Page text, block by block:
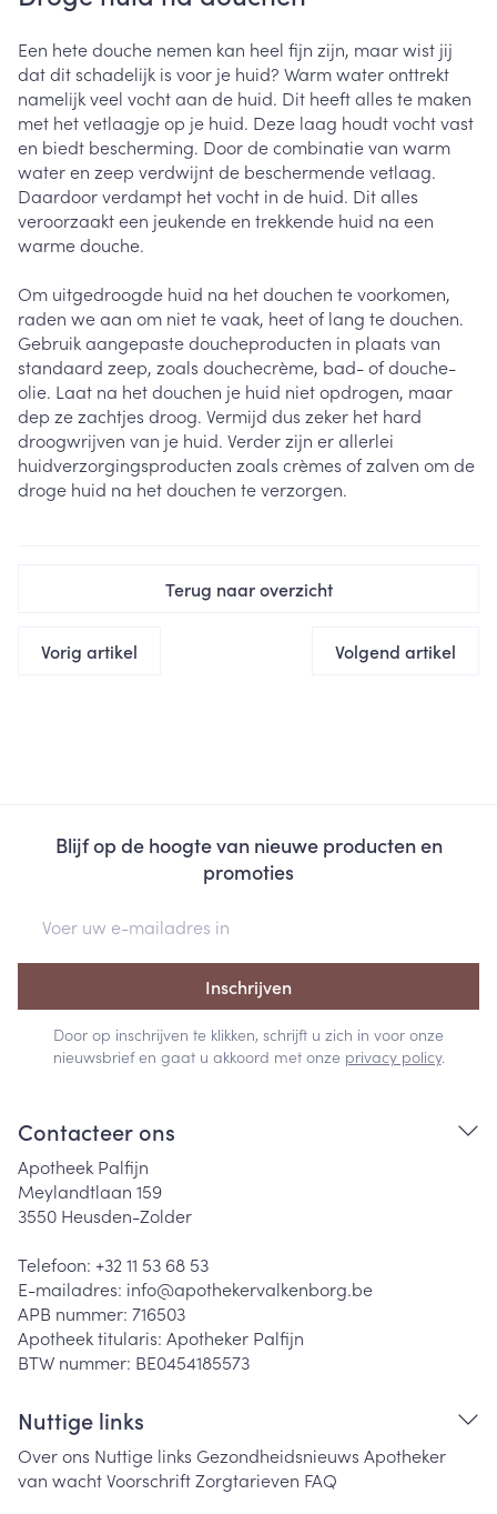
Een hete douche nemen kan heel fijn zijn, maar wist jij
dat dit schadelijk is voor je huid? Warm water onttrekt
namelijk veel vocht aan de huid. Dit heeft alles te maken
met het vetlaagje op je huid. Deze laag houdt vocht vast
en biedt bescherming. Door de combinatie van warm
water en zeep verdwijnt de beschermende vetlaag.
Daardoor verdampt het vocht in de huid. Dit alles
veroorzaakt een jeukende en trekkende huid na een
warme douche.
Om uitgedroogde huid na het douchen te voorkomen,
raden we aan om niet te vaak, heet of lang te douchen.
Gebruik aangepaste doucheproducten in plaats van
standaard zeep, zoals douchecrème, bad- of douche-
olie. Laat na het douchen je huid niet opdrogen, maar
dep ze zachtjes droog. Vermijd dus zeker het hard
droogwrijven van je huid. Verder zijn er allerlei
huidverzorgingsproducten zoals crèmes of zalven om de
droge huid na het douchen te verzorgen.
Terug naar overzicht
Vorig artikel Volgend artikel
Blijf op de hoogte van nieuwe producten en
promoties
Inschrijven
Door op inschrijven te klikken, schrijft u zich in voor onze
nieuwsbrief en gaat u akkoord met onze privacy policy.
Contacteer ons
Apotheek Palfijn
Meylandtlaan 159
3550 Heusden-Zolder
Telefoon: +32 11 53 68 53
E-mailadres: info@apothekervalkenborg.be
APB nummer: 716503
Apotheek titularis: Apotheker Palfijn
BTW nummer: BE0454185573
Nuttige links
Over ons Nuttige links Gezondheidsnieuws Apotheker
van wachtVoorschriftZorgtarieven FAQ